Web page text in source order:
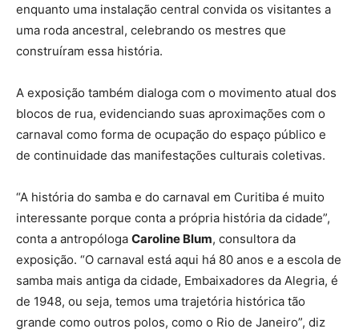
enquanto uma instalação central convida os visitantes a
uma roda ancestral, celebrando os mestres que
construíram essa história.
A exposição também dialoga com o movimento atual dos
blocos de rua, evidenciando suas aproximações com o
carnaval como forma de ocupação do espaço público e
de continuidade das manifestações culturais coletivas.
“A história do samba e do carnaval em Curitiba é muito
interessante porque conta a própria história da cidade”,
conta a antropóloga Caroline Blum, consultora da
exposição. “O carnaval está aqui há 80 anos e a escola de
samba mais antiga da cidade, Embaixadores da Alegria, é
de 1948, ou seja, temos uma trajetória histórica tão
grande como outros polos, como o Rio de Janeiro”, diz